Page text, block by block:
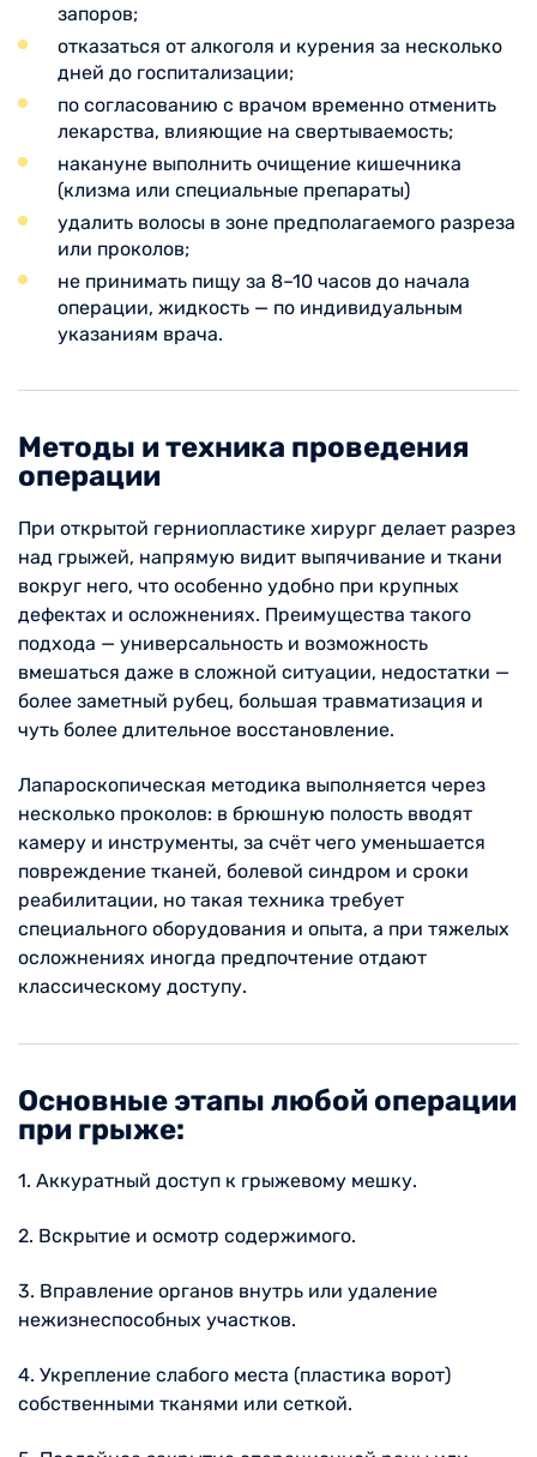
запоров;
отказаться от алкоголя и курения за несколько
дней до госпитализации;
по согласованию с врачом временно отменить
лекарства, влияющие на свертываемость;
накануне выполнить очищение кишечника
(клизма или специальные препараты)
удалить волосы в зоне предполагаемого разреза
или проколов;
не принимать пищу за 8–10 часов до начала
операции, жидкость — по индивидуальным
указаниям врача.
Методы и техника проведения
операции
При открытой герниопластике хирург делает разрез
над грыжей, напрямую видит выпячивание и ткани
вокруг него, что особенно удобно при крупных
дефектах и осложнениях. Преимущества такого
подхода — универсальность и возможность
вмешаться даже в сложной ситуации, недостатки —
более заметный рубец, большая травматизация и
чуть более длительное восстановление.
Лапароскопическая методика выполняется через
несколько проколов: в брюшную полость вводят
камеру и инструменты, за счёт чего уменьшается
повреждение тканей, болевой синдром и сроки
реабилитации, но такая техника требует
специального оборудования и опыта, а при тяжелых
осложнениях иногда предпочтение отдают
классическому доступу.
Основные этапы любой операции
при грыже:
1. Аккуратный доступ к грыжевому мешку.
2. Вскрытие и осмотр содержимого.
3. Вправление органов внутрь или удаление
нежизнеспособных участков.
4. Укрепление слабого места (пластика ворот)
собственными тканями или сеткой.